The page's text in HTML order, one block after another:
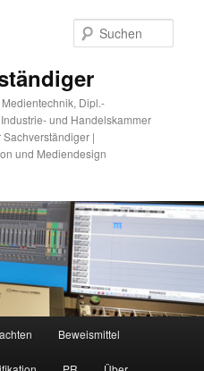
Dipl.-
und Handelskammer
|
und Mediendesign
Beweismittel